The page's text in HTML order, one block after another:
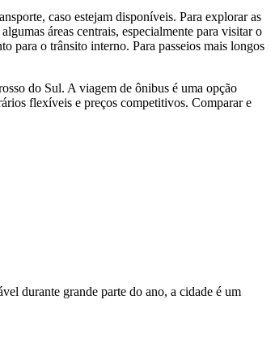
caso estejam disponíveis. Para explorar as
áreas centrais, especialmente para visitar o
para o trânsito interno. Para passeios mais longos
do Sul. A viagem de ônibus é uma opção
flexíveis e preços competitivos. Comparar e
durante grande parte do ano, a cidade é um